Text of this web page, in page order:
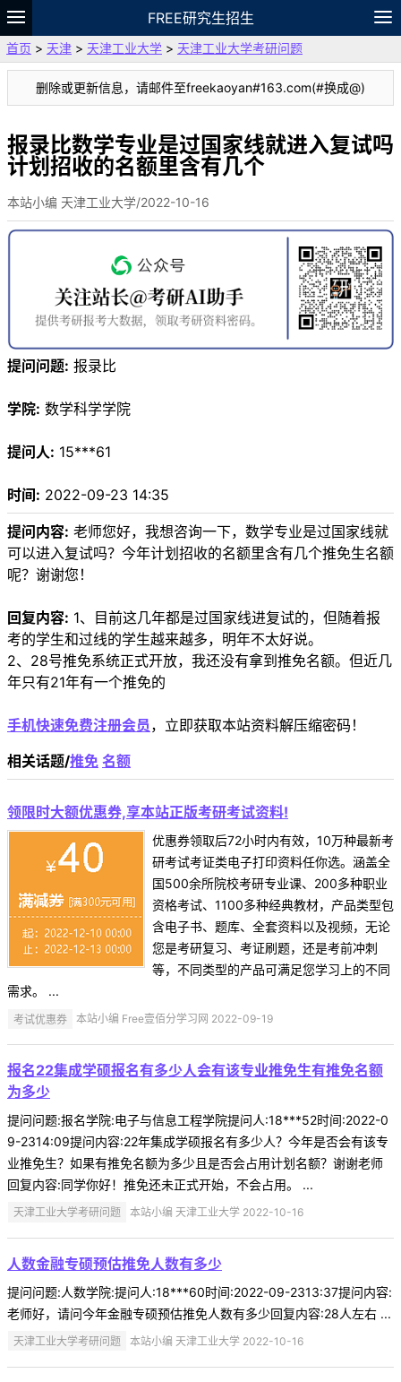
FREE研究生招生
题库
故事 专题 APP 笔记
论坛
VIP
资料
首页 > 天津 > 天津工业大学 > 天津工业大学考研问题
删除或更新信息，请邮件至freekaoyan#163.com(#换成@)
报录比数学专业是过国家线就进入复试吗
计划招收的名额里含有几个
本站小编 天津工业大学/2022-10-16
提问问题: 报录比
学院: 数学科学学院
提问人: 15***61
时间: 2022-09-23 14:35
提问内容: 老师您好，我想咨询一下，数学专业是过国家线就
可以进入复试吗？今年计划招收的名额里含有几个推免生名额
呢？谢谢您！
回复内容: 1、目前这几年都是过国家线进复试的，但随着报
考的学生和过线的学生越来越多，明年不太好说。
2、28号推免系统正式开放，我还没有拿到推免名额。但近几
年只有21年有一个推免的
手机快速免费注册会员 ，立即获取本站资料解压缩密码！
相关话题/推免 名额
领限时大额优惠券,享本站正版考研考试资料!
优惠券领取后72小时内有效，10万种最新考
研考试考证类电子打印资料任你选。涵盖全
国500余所院校考研专业课、200多种职业
资格考试、1100多种经典教材，产品类型包
含电子书、题库、全套资料以及视频，无论
您是考研复习、考证刷题，还是考前冲刺
等，不同类型的产品可满足您学习上的不同
需求。 ...
考试优惠券 本站小编 Free壹佰分学习网 2022-09-19
报名22集成学硕报名有多少人会有该专业推免生有推免名额
为多少
提问问题:报名学院:电子与信息工程学院提问人:18***52时间:2022-0
9-2314:09提问内容:22年集成学硕报名有多少人？今年是否会有该专
业推免生？如果有推免名额为多少且是否会占用计划名额？谢谢老师
回复内容:同学你好！推免还未正式开始，不会占用。 ...
天津工业大学考研问题 本站小编 天津工业大学 2022-10-16
人数金融专硕预估推免人数有多少
提问问题:人数学院:提问人:18***60时间:2022-09-2313:37提问内容:
老师好，请问今年金融专硕预估推免人数有多少回复内容:28人左右 ...
天津工业大学考研问题 本站小编 天津工业大学 2022-10-16